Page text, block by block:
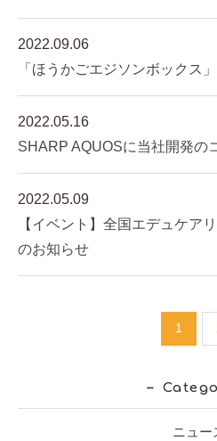
2022.09.06
「ほうかごエジソンボックス
2022.05.16
SHARP AQUOSに当社開発の
2022.05.09
【イベント】全国エデュケア
のお知らせ
1
ニュー